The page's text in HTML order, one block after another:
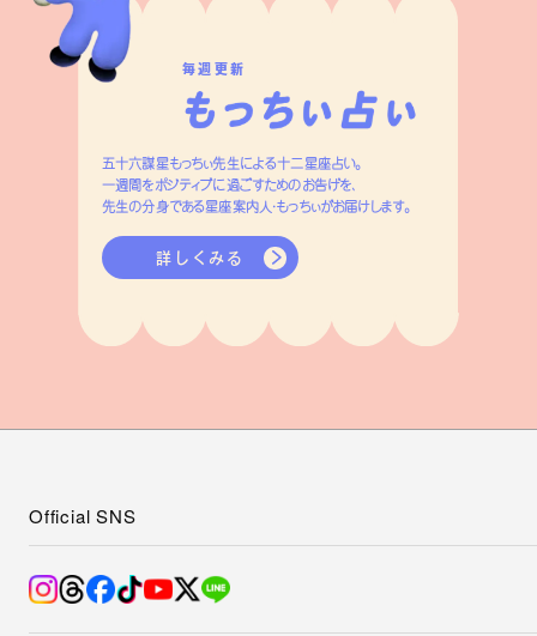
毎週更新
五十六謀星もっちぃ先生による十二星座占い。
一週間をポジティブに過ごすためのお告げを、
先生の分身である星座案内人・もっちぃがお届けします。
詳しくみる
Official SNS